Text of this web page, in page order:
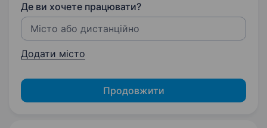
Де ви хочете працювати?
Додати місто
Продовжити